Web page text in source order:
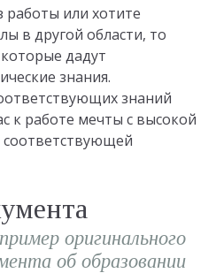
работы или хотите
в другой области, то
дадут
знания.
знаний
к работе мечты с высокой
пример оригинального
об образовании